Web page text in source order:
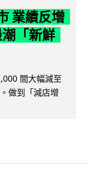
業績反增
「新鮮
間大幅減至
做到「減店增